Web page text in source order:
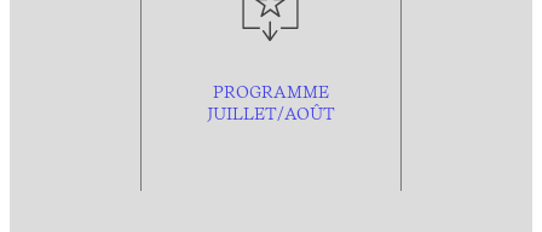
PROGRAMME
JUILLET/AOÛT